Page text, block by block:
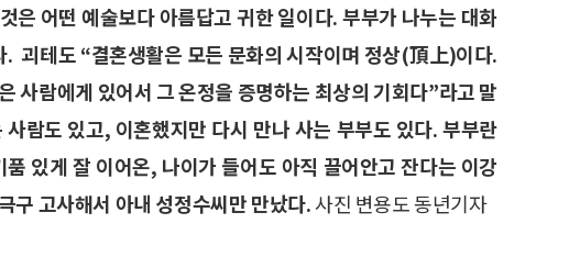
은 어떤 예술보다 아름답고 귀한 일이다. 부부가 나누는 대화
괴테도 “결혼생활은 모든 문화의 시작이며 정상(頂上)이다.
사람에게 있어서 그 온정을 증명하는 최상의 기회다”라고 말
람도 있고, 이혼했지만 다시 만나 사는 부부도 있다. 부부란
있게 잘 이어온, 나이가 들어도 아직 끌어안고 잔다는 이강
고사해서 아내 성정수씨만 만났다.사진 변용도 동년기자